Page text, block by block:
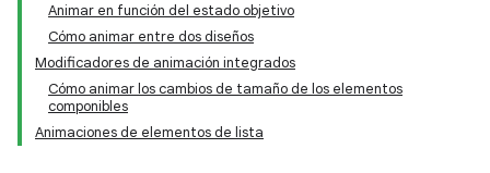
Animar en función del estado objetivo
Cómo animar entre dos diseños
Modificadores de animación integrados
Cómo animar los cambios de tamaño de los elementos
componibles
Animaciones de elementos de lista